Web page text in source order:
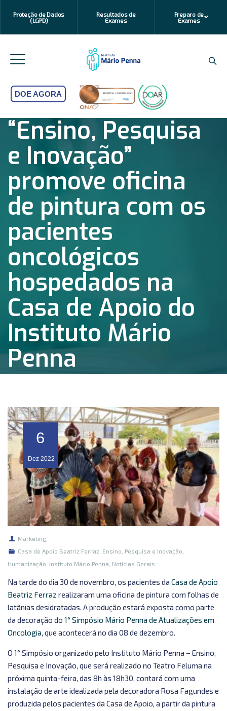
Proteção de Dados
(LGPD)
Resultados de
Exames
Preparo de
Exames
DOE AGORA
“Ensino, Pesquisa
e Inovação”
promove oficina
de pintura com os
pacientes
oncológicos
hospedados na
Casa de Apoio do
Instituto Mário
Penna
6
Dez 2022
Marketing
Casa de Apoio Beatriz Ferraz, Ensino, Pesquisa e Inovação
Humanização Instituto Mário Penna Notícias Gerais
Na tarde do dia 30 de novembro, os pacientes da Casa de Apoio
Beatriz Ferraz realizaram uma oficina de pintura com folhas de
latânias desidratadas. A produção estará exposta como parte
da decoração do 1° Simpósio Mário Penna de Atualizações em
Oncologia, que acontecerá no dia 08 de dezembro.
O 1° Simpósio organizado pelo Instituto Mário Penna – Ensino,
Pesquisa e Inovação, que será realizado no Teatro Feluma na
próxima quinta-feira, das 8h às 18h30, contará com uma
instalação de arte idealizada pela decoradora Rosa Fagundes e
produzida pelos pacientes da Casa de Apoio, a partir da pintura